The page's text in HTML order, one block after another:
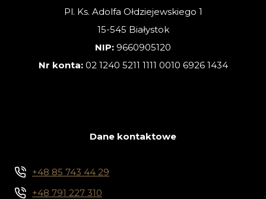
Pl. Ks. Adolfa Ołdziejewskiego 1
15-545 Białystok
NIP: 9660905120
Nr konta: 02 1240 5211 1111 0010 6926 1434
Dane kontaktowe
+48 85 743 44 29
+48 791 227 310